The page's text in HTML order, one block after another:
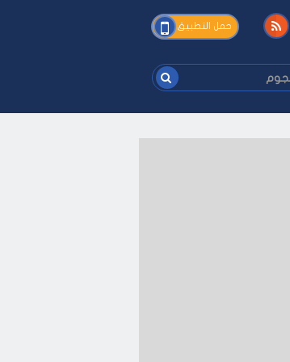
حمل التطبيق